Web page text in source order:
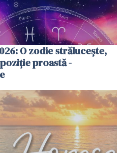
O zodie strălucește,
proastă -